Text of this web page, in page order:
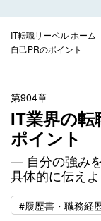
IT転職リーベル ホーム
自己PRのポイント
第904章
IT業界の
ポイント
— 自分の強み
具体的に伝え
#履歴書・職務経